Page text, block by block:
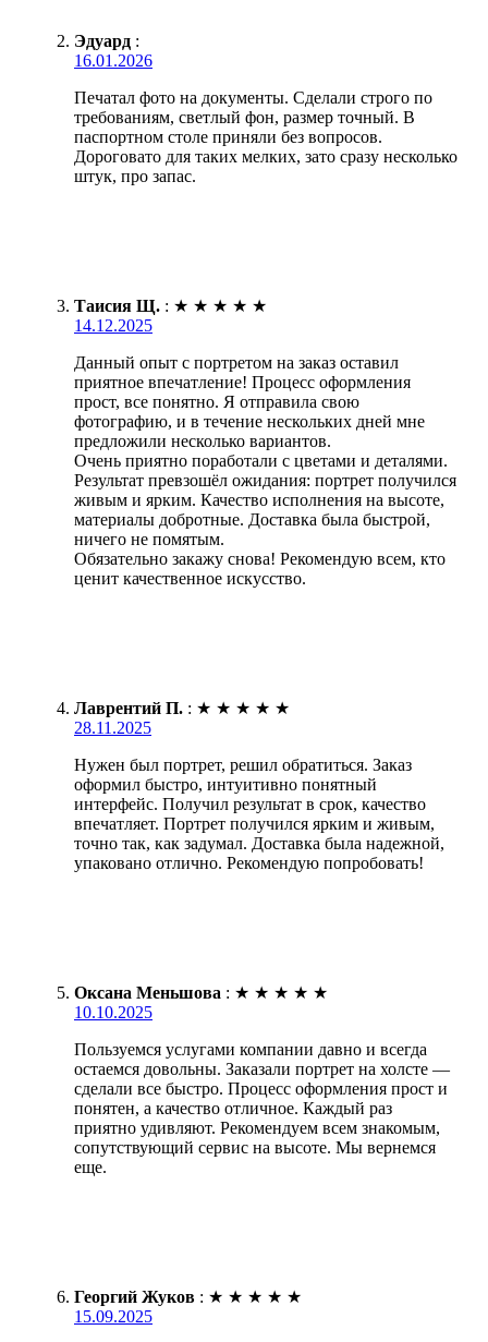
Эдуард :
16.01.2026
Печатал фото на документы. Сделали строго по
требованиям, светлый фон, размер точный. В
паспортном столе приняли без вопросов.
Дороговато для таких мелких, зато сразу несколько
штук, про запас.
Таисия Щ. : ★ ★ ★ ★ ★
14.12.2025
Данный опыт с портретом на заказ оставил
приятное впечатление! Процесс оформления
прост, все понятно. Я отправила свою
фотографию, и в течение нескольких дней мне
предложили несколько вариантов.
Очень приятно поработали с цветами и деталями.
Результат превзошёл ожидания: портрет получился
живым и ярким. Качество исполнения на высоте,
материалы добротные. Доставка была быстрой,
ничего не помятым.
Обязательно закажу снова! Рекомендую всем, кто
ценит качественное искусство.
Лаврентий П. : ★ ★ ★ ★ ★
28.11.2025
Нужен был портрет, решил обратиться. Заказ
оформил быстро, интуитивно понятный
интерфейс. Получил результат в срок, качество
впечатляет. Портрет получился ярким и живым,
точно так, как задумал. Доставка была надежной,
упаковано отлично. Рекомендую попробовать!
Оксана Меньшова : ★ ★ ★ ★ ★
10.10.2025
Пользуемся услугами компании давно и всегда
остаемся довольны. Заказали портрет на холсте —
сделали все быстро. Процесс оформления прост и
понятен, а качество отличное. Каждый раз
приятно удивляют. Рекомендуем всем знакомым,
сопутствующий сервис на высоте. Мы вернемся
еще.
Георгий Жуков : ★ ★ ★ ★ ★
15.09.2025